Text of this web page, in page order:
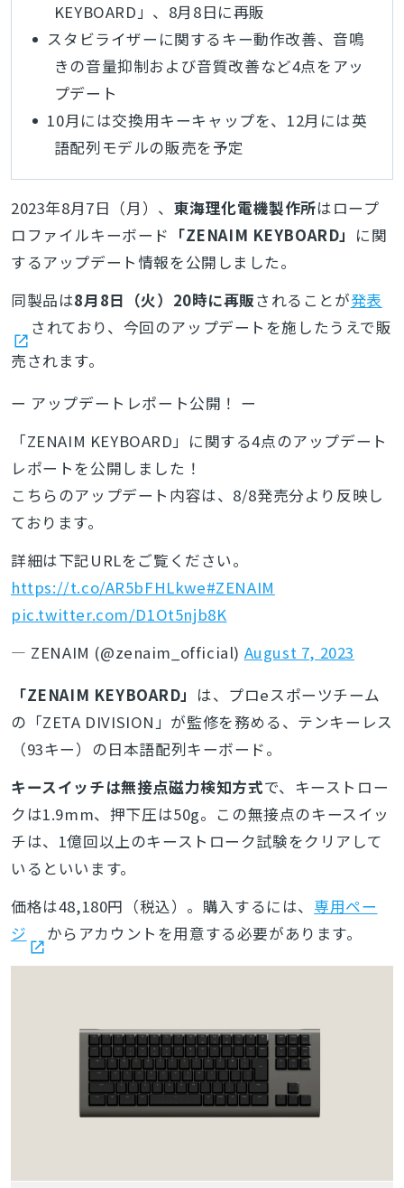
KEYBOARD」、8月8日に再販
スタビライザーに関するキー動作改善、音鳴
きの音量抑制および音質改善など4点をアッ
プデート
10月には交換用キーキャップを、12月には英
語配列モデルの販売を予定
2023年8月7日（月）、 東海理化電機製作所はロープ
ロファイルキーボード 「ZENAIM KEYBOARD」 に関
するアップデート情報を公開しました。
同製品は8月8日（火）20時に再販されることが発表
されており、今回のアップデートを施したうえで販
売されます。
ー アップデートレポート公開！ ー
「ZENAIM KEYBOARD」に関する4点のアップデート
レポートを公開しました！
こちらのアップデート内容は、8/8発売分より反映し
ております。
詳細は下記URLをご覧ください。
https://t.co/AR5bFHLkwe#ZENAIM
pic.twitter.com/D1Ot5njb8K
— ZENAIM (@zenaim_official) August 7, 2023
「ZENAIM KEYBOARD」 は、プロeスポーツチーム
の「ZETA DIVISION」が監修を務める、テンキーレス
（93キー）の日本語配列キーボード。
キースイッチは無接点磁力検知方式で、キーストロー
クは1.9mm、押下圧は50g。この無接点のキースイッ
チは、1億回以上のキーストローク試験をクリアして
いるといいます。
価格は48,180円（税込）。購入するには、 専用ペー
ジ
からアカウントを用意する必要があります。